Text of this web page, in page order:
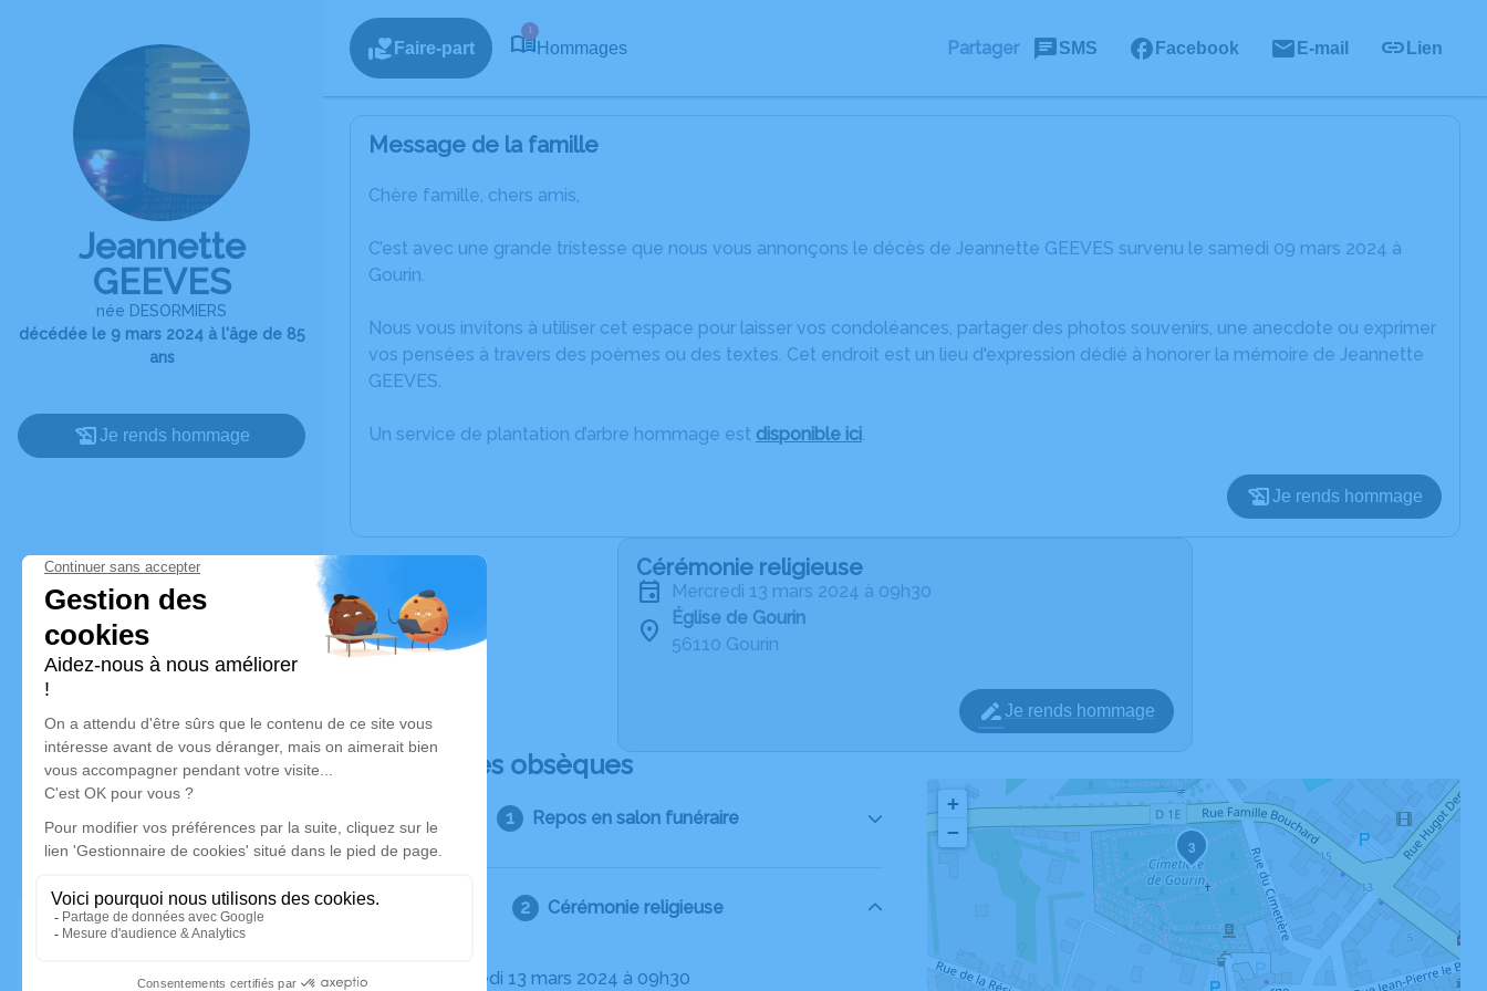
Jeannette
GEEVES
née DESORMIERS
décédée le 9 mars 2024 à l'âge de 85
ans
Je rends hommage
Faire-part
1
Hommages Partager SMS Facebook E-mail Lien
Message de la famille
Chère famille, chers amis,
C’est avec une grande tristesse que nous vous annonçons le décès de Jeannette GEEVES survenu le samedi 09 mars 2024 à
Gourin.
Nous vous invitons à utiliser cet espace pour laisser vos condoléances, partager des photos souvenirs, une anecdote ou exprimer
vos pensées à travers des poèmes ou des textes. Cet endroit est un lieu d'expression dédié à honorer la mémoire de Jeannette
GEEVES.
Un service de plantation d’arbre hommage est disponible ici.
Je rends hommage
Cérémonie religieuse
mercredi 13 mars 2024 à 09h30
Église de Gourin
56110 Gourin
Je rends hommage
Déroulé des obsèques
Repos en salon funéraire
Cérémonie religieuse
Le mercredi 13 mars 2024 à 09h30
3
+
−